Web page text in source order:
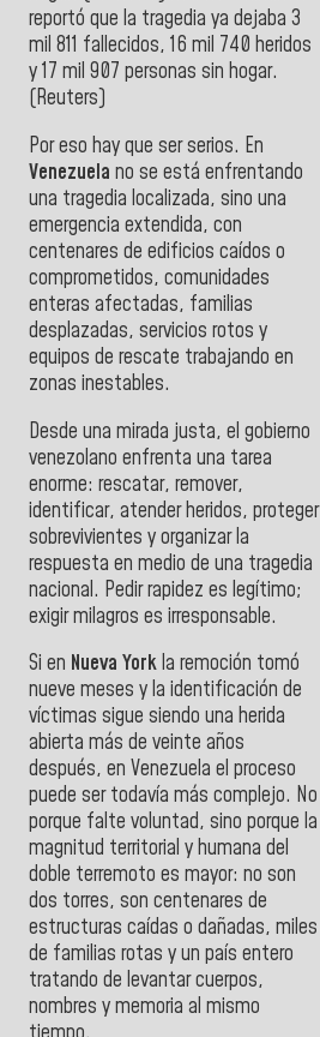
reportó que la tragedia ya dejaba 3
mil 811 fallecidos, 16 mil 740 heridos
y 17 mil 907 personas sin hogar.
(Reuters⁠)
Por eso hay que ser serios. En
Venezuela no se está enfrentando
una tragedia localizada, sino una
emergencia extendida, con
centenares de edificios caídos o
comprometidos, comunidades
enteras afectadas, familias
desplazadas, servicios rotos y
equipos de rescate trabajando en
zonas inestables.
Desde una mirada justa, el gobierno
venezolano enfrenta una tarea
enorme: rescatar, remover,
identificar, atender heridos, proteger
sobrevivientes y organizar la
respuesta en medio de una tragedia
nacional. Pedir rapidez es legítimo;
exigir milagros es irresponsable.
Si en Nueva Yorkla remoción tomó
nueve meses y la identificación de
víctimas sigue siendo una herida
abierta más de veinte años
después, en Venezuela el proceso
puede ser todavía más complejo. No
porque falte voluntad, sino porque la
magnitud territorial y humana del
doble terremoto es mayor: no son
dos torres, son centenares de
estructuras caídas o dañadas, miles
de familias rotas y un país entero
tratando de levantar cuerpos,
nombres y memoria al mismo